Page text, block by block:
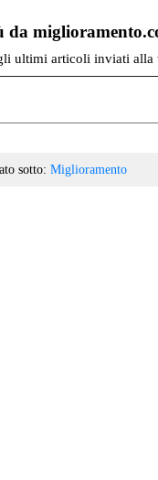
da
ultimi articoli inviati alla
sotto: Miglioramento